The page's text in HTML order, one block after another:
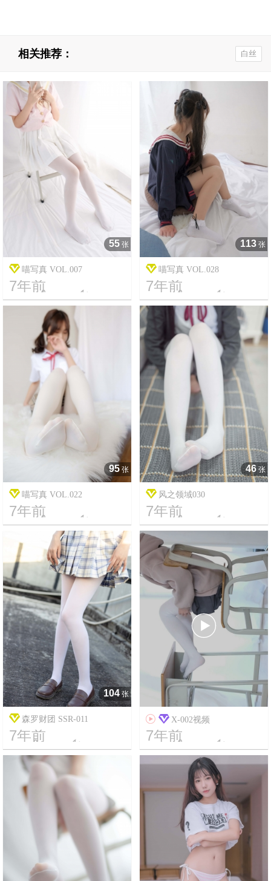
相关推荐： 白丝
55 张
喵写真 VOL.007
7年前
19 2864
113 张
喵写真 VOL.028
7年前
17 5529
95 张
喵写真 VOL.022
7年前
20 3420
46 张
风之领域030
7年前
14 2351
104 张
森罗财团 SSR-011
7年前
17 13520

 X-002视频
7年前
20 3884